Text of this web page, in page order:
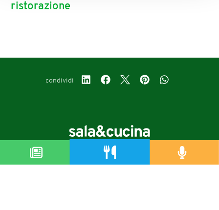
ristorazione
condividi
Copyright © 2019-2026